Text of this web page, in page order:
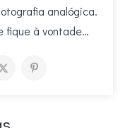
analógica.
fique à vontade…